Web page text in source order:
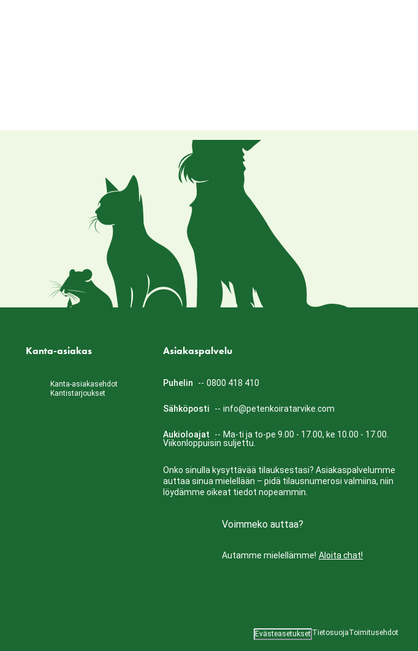
Kanta-asiakas
Kanta-asiakasehdot
Kantistarjoukset
Asiakaspalvelu
Puhelin -- 0800 418 410
Sähköposti -- info@petenkoiratarvike.com
Aukioloajat -- Ma-ti ja to-pe 9.00 - 17.00, ke 10.00 - 17.00.
Viikonloppuisin suljettu.
Onko sinulla kysyttävää tilauksestasi? Asiakaspalvelumme
auttaa sinua mielellään – pidä tilausnumerosi valmiina, niin
löydämme oikeat tiedot nopeammin.
Voimmeko auttaa?
Autamme mielellämme! Aloita chat!
Evästeasetukset TietosuojaToimitusehdot